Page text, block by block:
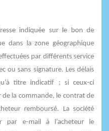
indiquée sur le bon de
dans la zone géographique
par différents service
ou sans signature. Les délais
titre indicatif ; si ceux-ci
la commande, le contrat de
remboursé. La société
par e-mail à l’acheteur le